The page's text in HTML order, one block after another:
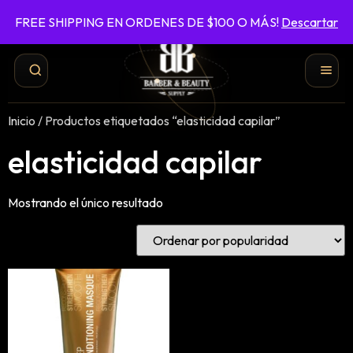
FREE SHIPPING EN ORDENES DE $100 O MÁS! Descartar
787-422-6161ENVÍO GRATIS EN ÓRDENES DE $100 O MÁS
Shampoo y Conditioner
Productos de Styling
Hair Spray
Inicio / Productos etiquetados “elasticidad capilar”
elasticidad capilar
Mostrando el único resultado